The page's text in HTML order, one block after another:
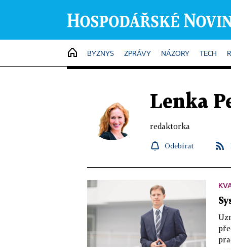
HOME
BYZNYS ZPRÁVY NÁZORY TECH
Lenka
redaktorka
Odebírat